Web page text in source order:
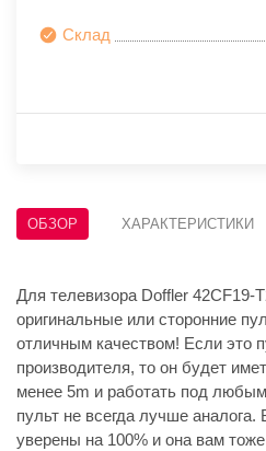
Склад
ОБЗОР ХАРАКТЕРИСТИКИ
Для телевизора Doffler 42CF19-
оригинальные или сторонние
отличным качеством! Если это
производителя, то он будет
менее 5m и работать под
пульт не всегда лучше
уверены на 100% и она вам